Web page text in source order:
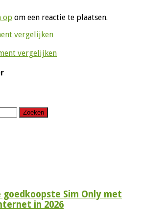
op om een reactie te plaatsen.
goedkoopste Sim Only met
in 2026